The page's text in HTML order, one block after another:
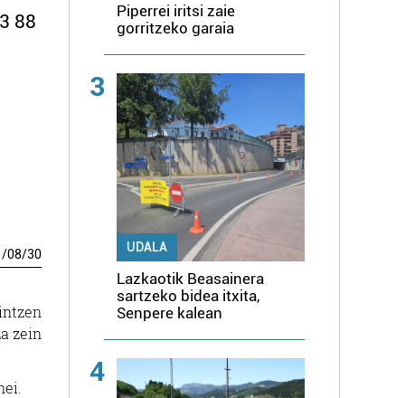
88
/08/30
zein
Piperrei iritsi zaie
gorritzeko garaia
3
UDALA
Lazkaotik Beasainera
sartzeko bidea itxita,
Senpere kalean
4